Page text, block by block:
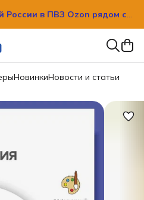
России в ПВЗ Ozon рядом с
России в ПВЗ Ozon рядом с
НовинкиНовости и статьи